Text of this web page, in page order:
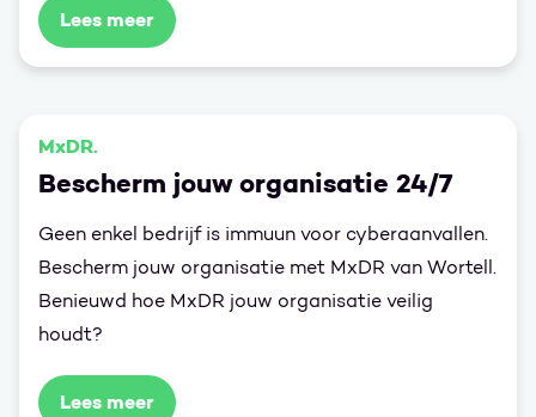
Lees meer
MxDR.
Bescherm jouw organisatie 24/7
Geen enkel bedrijf is immuun voor cyberaanvallen.
Bescherm jouw organisatie met MxDR van Wortell.
Benieuwd hoe MxDR jouw organisatie veilig
houdt?
Lees meer